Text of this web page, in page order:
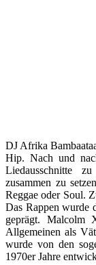
DJ Afrika
Hip. Nach und
Liedausschnitte
zusammen zu
Reggae oder Soul.
Das Rappen wurde
geprägt.
Allgemeinen als
wurde von den
1970er Jahre